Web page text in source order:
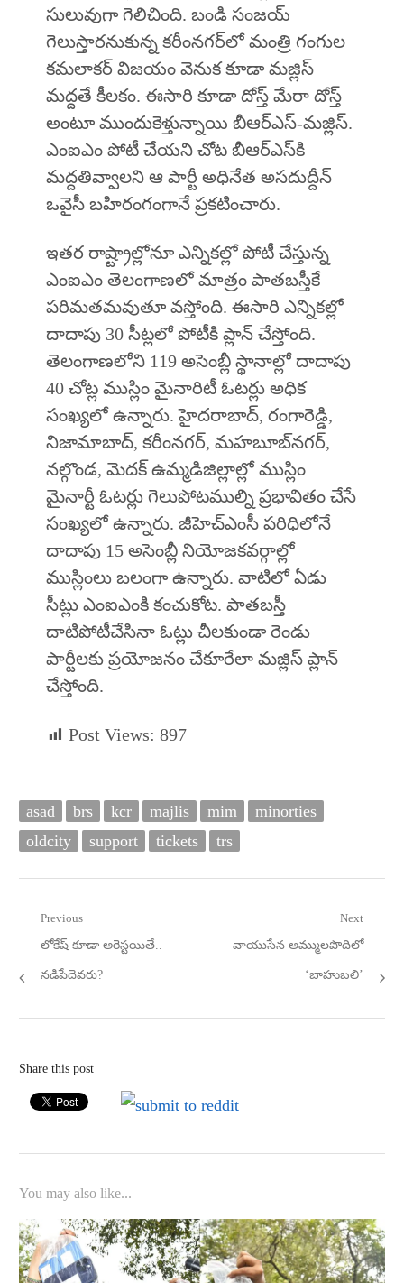
సులువుగా గెలిచింది. బండి సంజయ్‌
గెలుస్తారనుకున్న కరీంనగర్‌లో మంత్రి గంగుల
కమలాకర్‌ విజయం వెనుక కూడా మజ్లిస్‌
మద్దతే కీలకం. ఈసారి కూడా దోస్త్‌ మేరా దోస్త్‌
అంటూ ముందుకెళ్తున్నాయి బీఆర్‌ఎస్‌-మజ్లిస్‌.
ఎంఐఎం పోటీ చేయని చోట బీఆర్‌ఎస్‌కి
మద్దతివ్వాలని ఆ పార్టీ అధినేత అసదుద్దీన్‌
ఒవైసీ బహిరంగంగానే ప్రకటించారు.
ఇతర రాష్ట్రాల్లోనూ ఎన్నికల్లో పోటీ చేస్తున్న
ఎంఐఎం తెలంగాణలో మాత్రం పాతబస్తీకే
పరిమతమవుతూ వస్తోంది. ఈసారి ఎన్నికల్లో
దాదాపు 30 సీట్లలో పోటీకి ప్లాన్‌ చేస్తోంది.
తెలంగాణలోని 119 అసెంబ్లీ స్థానాల్లో దాదాపు
40 చోట్ల ముస్లిం మైనారిటీ ఓటర్లు అధిక
సంఖ్యలో ఉన్నారు. హైదరాబాద్‌, రంగారెడ్డి,
నిజామాబాద్‌, కరీంనగర్‌, మహబూబ్‌నగర్‌,
నల్గొండ, మెదక్‌ ఉమ్మడిజిల్లాల్లో ముస్లిం
మైనార్టీ ఓటర్లు గెలుపోటముల్ని ప్రభావితం చేసే
సంఖ్యలో ఉన్నారు. జీహెచ్‌ఎంసీ పరిధిలోనే
దాదాపు 15 అసెంబ్లీ నియోజకవర్గాల్లో
ముస్లింలు బలంగా ఉన్నారు. వాటిలో ఏడు
సీట్లు ఎంఐఎంకి కంచుకోట. పాతబస్తీ
దాటిపోటీచేసినా ఓట్లు చీలకుండా రెండు
పార్టీలకు ప్రయోజనం చేకూరేలా మజ్లిస్ ప్లాన్
చేస్తోంది.
Post Views: 897
asad brs kcr majlis mim
minorties
oldcity
support tickets trs
Post
navigation
Previous
Previous
post:
లోకేష్‌ కూడా అరెస్టయితే..
నడిపేదెవరు?
Next
Next
వాయుసేన అమ్ములపొదిలో
‘బాహుబలి’
Share this post
You may also like...